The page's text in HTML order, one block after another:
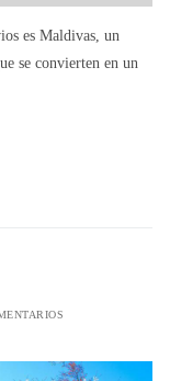
es Maldivas, un
se convierten en un